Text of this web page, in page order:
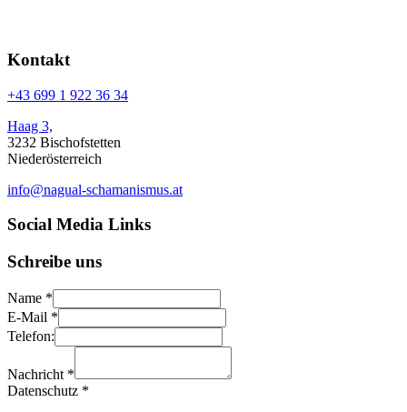
Kontakt
+43 699 1 922 36 34
Haag 3,
3232 Bischofstetten
Niederösterreich
info@nagual-schamanismus.at
Social Media Links
Schreibe uns
Name *
E-Mail *
Telefon:
Nachricht *
Datenschutz *